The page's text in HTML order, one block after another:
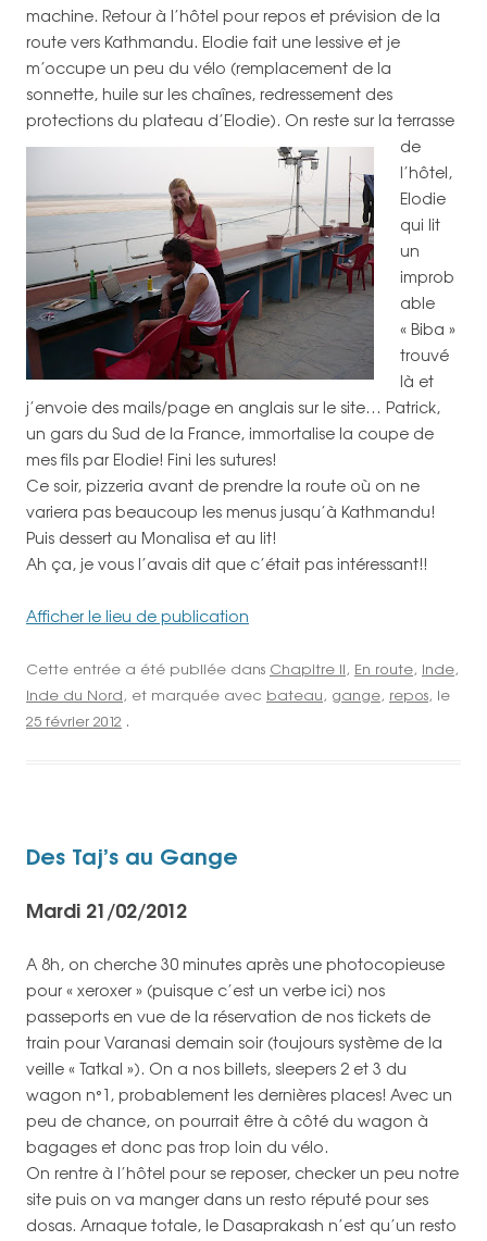
machine. Retour à l’hôtel pour repos et prévision de la
route vers Kathmandu. Elodie fait une lessive et je
m’occupe un peu du vélo (remplacement de la
sonnette, huile sur les chaînes, redressement des
protections du plateau d’Elodie). On reste sur la terrasse
de
l’hôtel,
Elodie
qui lit
un
improb
able
« Biba »
trouvé
là et
j’envoie des mails/page en anglais sur le site… Patrick,
un gars du Sud de la France, immortalise la coupe de
mes fils par Elodie! Fini les sutures!
Ce soir, pizzeria avant de prendre la route où on ne
variera pas beaucoup les menus jusqu’à Kathmandu!
Puis dessert au Monalisa et au lit!
Ah ça, je vous l’avais dit que c’était pas intéressant!!
Afficher le lieu de publication
Cette entrée a été publiée dans Chapitre II, En route, Inde,
Inde du Nord, et marquée avec bateau, gange, repos, le
25 février 2012 .
Des Taj’s au Gange
Mardi 21/02/2012
A 8h, on cherche 30 minutes après une photocopieuse
pour « xeroxer » (puisque c’est un verbe ici) nos
passeports en vue de la réservation de nos tickets de
train pour Varanasi demain soir (toujours système de la
veille « Tatkal »). On a nos billets, sleepers 2 et 3 du
wagon n°1, probablement les dernières places! Avec un
peu de chance, on pourrait être à côté du wagon à
bagages et donc pas trop loin du vélo.
On rentre à l’hôtel pour se reposer, checker un peu notre
site puis on va manger dans un resto réputé pour ses
dosas. Arnaque totale, le Dasaprakash n’est qu’un resto